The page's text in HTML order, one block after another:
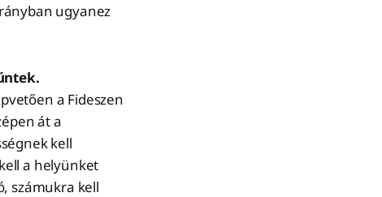
ugyanez
a Fideszen
át a
kell
a helyünket
számukra kell